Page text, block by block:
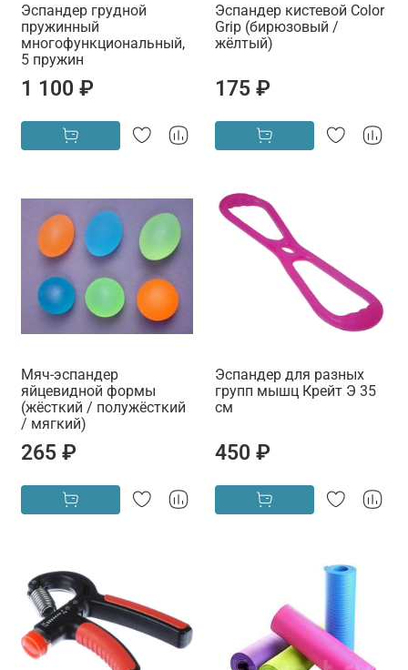
Эспандер грудной
пружинный
многофункциональный,
5 пружин
1 100 ₽
Эспандер кистевой Color
Grip (бирюзовый /
жёлтый)
175 ₽
Мяч-эспандер
яйцевидной формы
(жёсткий / полужёсткий
/ мягкий)
265 ₽
Эспандер для разных
групп мышц Крейт Э 35
см
450 ₽